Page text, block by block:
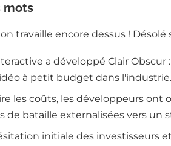
mots
on travaille encore dessus !
a développé Clair
à petit budget dans l'industrie.
les coûts, les développeurs
de bataille externalisées vers un
initiale des investisseurs